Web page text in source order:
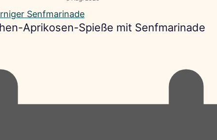
Aprikosen-Spieße mit Senfmarinade